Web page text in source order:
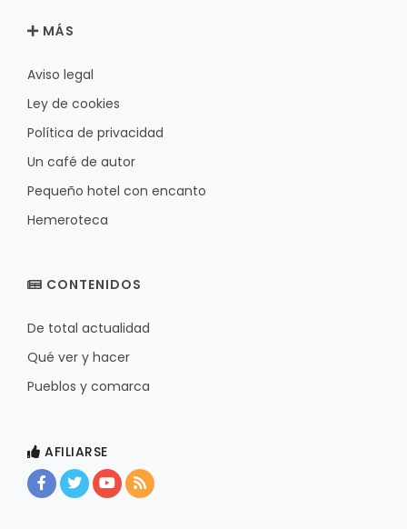
MÁS
Aviso legal
Ley de cookies
Política de privacidad
Un café de autor
Pequeño hotel con encanto
Hemeroteca
CONTENIDOS
De total actualidad
Qué ver y hacer
Pueblos y comarca
AFILIARSE